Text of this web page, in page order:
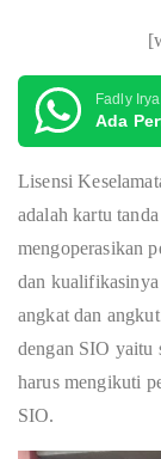
Fadly
Ada
Lisensi
adalah kartu
mengoperasikan
dan kualifikasinya
angkat dan
dengan SIO yaitu
harus mengikuti
SIO.